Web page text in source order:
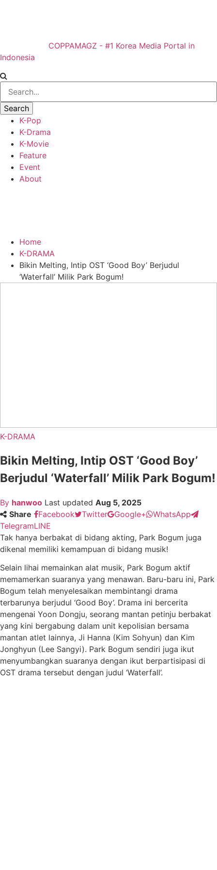
COPPAMAGZ - #1 Korea Media Portal in
Indonesia
K-Pop
K-Drama
K-Movie
Feature
Event
About
Home
K-DRAMA
Bikin Melting, Intip OST ‘Good Boy’ Berjudul
‘Waterfall’ Milik Park Bogum!
K-DRAMA
Bikin Melting, Intip OST ‘Good Boy’
Berjudul ‘Waterfall’ Milik Park Bogum!
By hanwoo Last updated Aug 5, 2025
Share
Facebook Twitter Google+
WhatsApp
TelegramLINE
Tak hanya berbakat di bidang akting, Park Bogum juga
dikenal memiliki kemampuan di bidang musik!
Selain lihai memainkan alat musik, Park Bogum aktif
memamerkan suaranya yang menawan. Baru-baru ini, Park
Bogum telah menyelesaikan membintangi drama
terbarunya berjudul ‘Good Boy’. Drama ini bercerita
mengenai Yoon Dongju, seorang mantan petinju berbakat
yang kini bergabung dalam unit kepolisian bersama
mantan atlet lainnya, Ji Hanna (Kim Sohyun) dan Kim
Jonghyun (Lee Sangyi). Park Bogum sendiri juga ikut
menyumbangkan suaranya dengan ikut berpartisipasi di
OST drama tersebut dengan judul ‘Waterfall’.